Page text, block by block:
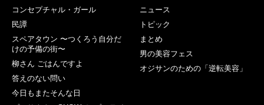
コンセプチャル・ガール
民譚
スペアタウン 〜つくろう自分だ
けの予備の街〜
柳さん ごはんですよ
答えのない問い
今日もまたそんな日
ニュース
トピック
まとめ
男の美容フェス
オジサンのための「逆転美容」